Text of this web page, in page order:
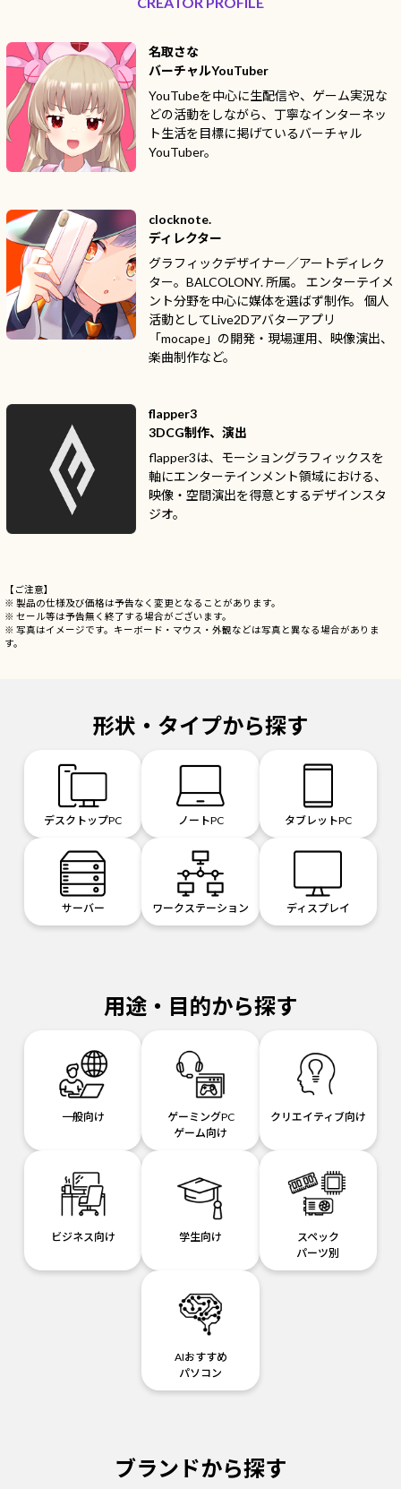
名取さな
バーチャルYouTuber
YouTubeを中心に生配信や、ゲーム実況な
どの活動をしながら、丁寧なインターネッ
ト生活を目標に掲げているバーチャル
YouTuber。
clocknote.
ディレクター
グラフィックデザイナー／アートディレク
ター。BALCOLONY. 所属。 エンターテイメ
ント分野を中心に媒体を選ばず制作。 個人
活動としてLive2Dアバターアプリ
「mocape」の開発・現場運用、映像演出、
楽曲制作など。
flapper3
3DCG制作、演出
flapper3は、モーショングラフィックスを
軸にエンターテインメント領域における、
映像・空間演出を得意とするデザインスタ
ジオ。
【ご注意】
※ 製品の仕様及び価格は予告なく変更となることがあります。
※ セール等は予告無く終了する場合がございます。
※ 写真はイメージです。キーボード・マウス・外観などは写真と異なる場合がありま
す。
形状・タイプから探す
デスクトップPC ノートPC タブレットPC
サーバー ワークステーション ディスプレイ
用途・目的から探す
一般向け
ゲーミングPC
ゲーム向け
クリエイティブ向け
ビジネス向け 学生向け
スペック
パーツ別
AIおすすめ
パソコン
ブランドから探す